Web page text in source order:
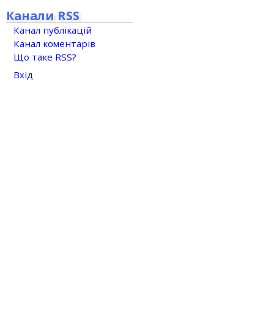
Канали RSS
Канал публікацій
Канал коментарів
Що таке RSS?
Вхід